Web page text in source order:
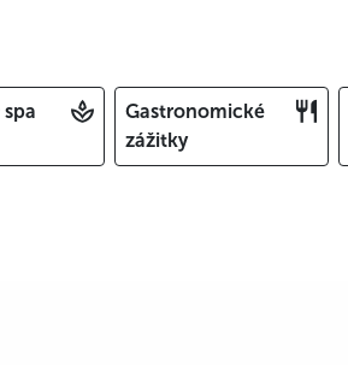
Gastronomické
zážitky